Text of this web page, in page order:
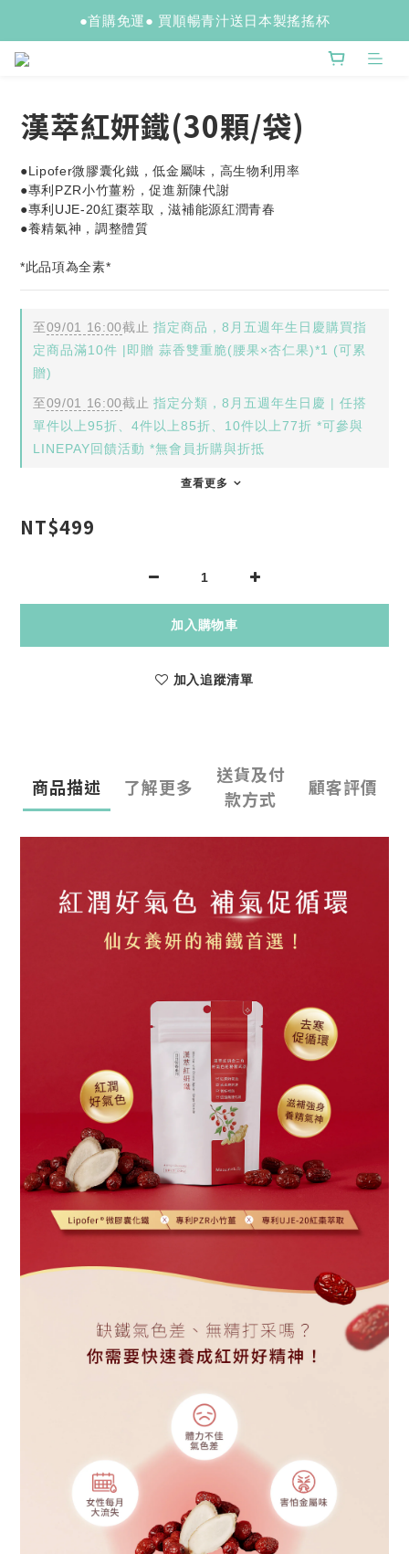
●首購免運● 買順暢青汁送日本製搖搖杯
漢萃紅妍鐵(30顆/袋)
●Lipofer微膠囊化鐵，低金屬味，高生物利用率
●專利PZR小竹薑粉，促進新陳代謝
●專利UJE-20紅棗萃取，滋補能源紅潤青春
●養精氣神，調整體質
*此品項為全素*
至09/01 16:00截止 指定商品，8月五週年生日慶購買指
定商品滿10件 |即贈 蒜香雙重脆(腰果×杏仁果)*1 (可累
贈)
至09/01 16:00截止 指定分類，8月五週年生日慶 | 任搭
單件以上95折、4件以上85折、10件以上77折 *可參與
LINEPAY回饋活動 *無會員折購與折抵
查看更多
NT$499
加入購物車
加入追蹤清單
商品描述 了解更多
送貨及付
款方式
顧客評價